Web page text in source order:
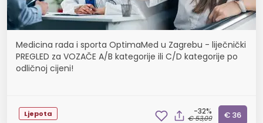
Medicina rada i sporta OptimaMed u Zagrebu - liječnički
PREGLED za VOZAČE A/B kategorije ili C/D kategorije po
odličnoj cijeni!
Ljepota -32%
€ 53,09 € 36